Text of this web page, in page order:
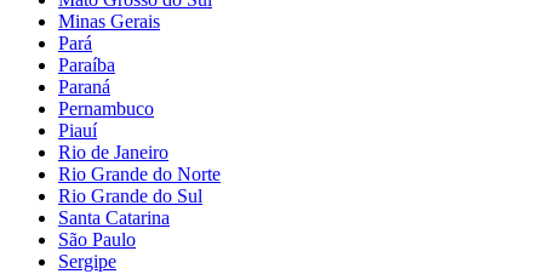
Minas Gerais
Pará
Paraíba
Paraná
Pernambuco
Piauí
Rio de Janeiro
Rio Grande do Norte
Rio Grande do Sul
Santa Catarina
São Paulo
Sergipe